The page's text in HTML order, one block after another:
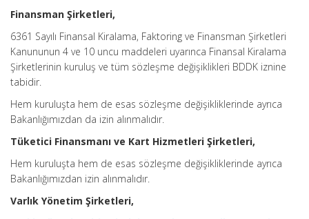
Finansman Şirketleri,
6361 Sayılı Finansal Kiralama, Faktoring ve Finansman Şirketleri
Kanununun 4 ve 10 uncu maddeleri uyarınca Finansal Kiralama
Şirketlerinin kuruluş ve tüm sözleşme değişiklikleri BDDK iznine
tabidir.
Hem kuruluşta hem de esas sözleşme değişikliklerinde ayrıca
Bakanlığımızdan da izin alınmalıdır.
Tüketici Finansmanı ve Kart Hizmetleri Şirketleri,
Hem kuruluşta hem de esas sözleşme değişikliklerinde ayrıca
Bakanlığımızdan izin alınmalıdır.
Varlık Yönetim Şirketleri,